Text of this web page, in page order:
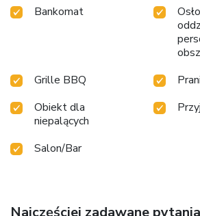
Bankomat
Grille BBQ
Obiekt dla
niepalących
Salon/Bar
Najczęściej zadawane pytania